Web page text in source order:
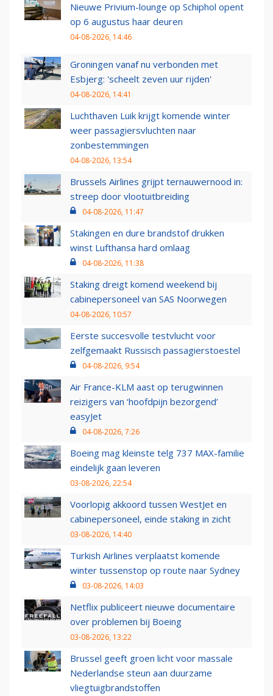
Nieuwe Privium-lounge op Schiphol opent
op 6 augustus haar deuren
04-08-2026, 14:46
Groningen vanaf nu verbonden met
Esbjerg: 'scheelt zeven uur rijden'
04-08-2026, 14:41
Luchthaven Luik krijgt komende winter
weer passagiersvluchten naar
zonbestemmingen
04-08-2026, 13:54
Brussels Airlines grijpt ternauwernood in:
streep door vlootuitbreiding
04-08-2026, 11:47
Stakingen en dure brandstof drukken
winst Lufthansa hard omlaag
04-08-2026, 11:38
Staking dreigt komend weekend bij
cabinepersoneel van SAS Noorwegen
04-08-2026, 10:57
Eerste succesvolle testvlucht voor
zelfgemaakt Russisch passagierstoestel
04-08-2026, 9:54
Air France-KLM aast op terugwinnen
reizigers van ‘hoofdpijn bezorgend’
easyJet
04-08-2026, 7:26
Boeing mag kleinste telg 737 MAX-familie
eindelijk gaan leveren
03-08-2026, 22:54
Voorlopig akkoord tussen WestJet en
cabinepersoneel, einde staking in zicht
03-08-2026, 14:40
Turkish Airlines verplaatst komende
winter tussenstop op route naar Sydney
03-08-2026, 14:03
Netflix publiceert nieuwe documentaire
over problemen bij Boeing
03-08-2026, 13:22
Brussel geeft groen licht voor massale
Nederlandse steun aan duurzame
vliegtuigbrandstoffen